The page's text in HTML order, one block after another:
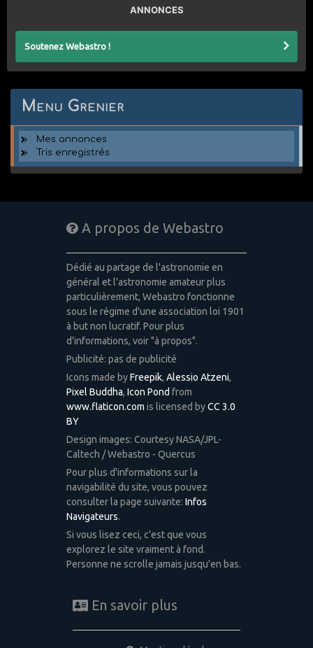
ANNONCES
Soutenez Webastro !
Menu Grenier
Mes annonces
Tris enregistrés
A propos de Webastro
Dédié au partage de l'astronomie en
général et l'astronomie amateur plus
particulièrement, Webastro fonctionne
sous le régime d'une association loi 1901
à but non lucratif. Pour plus
d'informations, voir "à propos".
Publicité: pas de publicité
Icons made byFreepik, Alessio Atzeni,
Pixel Buddha, Icon Pond from
www.flaticon.com is licensed byCC 3.0
BY
Design images: Courtesy NASA/JPL-
Caltech / Webastro - Quercus
Pour plus d'informations sur la
navigabilité du site, vous pouvez
consulter la page suivante: Infos
Navigateurs.
Si vous lisez ceci, c'est que vous
explorez le site vraiment à fond.
Personne ne scrolle jamais jusqu'en bas.
En savoir plus